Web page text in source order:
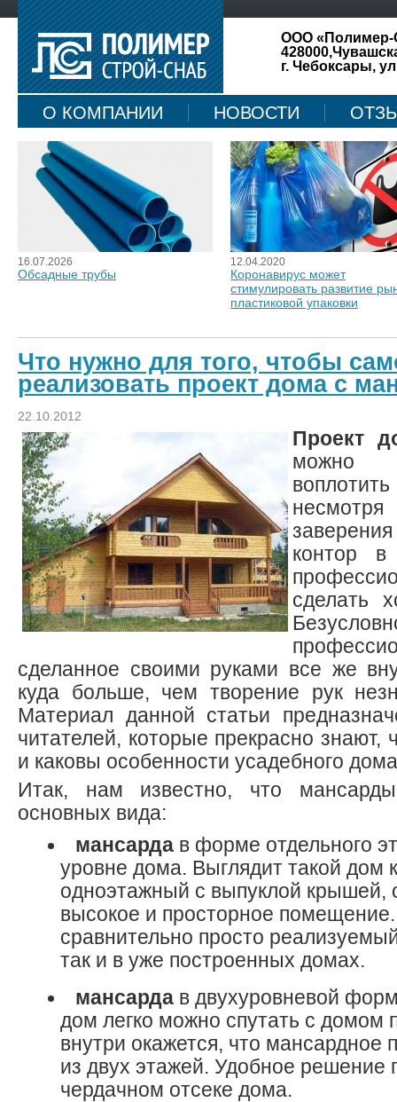
ООО «Полимер-
г. Чебоксары,
О КОМПАНИИ НОВОСТИ
КАРТА САЙТА
16.07.2026
Обсадные трубы
12.04.2020
Коронавирус может
стимулировать развитие
пластиковой упаковки
Что нужно для того, чтобы
реализовать проект дома с
22.10.2012
Проект
можно
контор
сделать
сделанное своими руками все же
куда больше, чем творение рук
Материал данной статьи
читателей, которые прекрасно знают,
и каковы особенности усадебного
Итак, нам известно, что
основных вида:
мансардав форме отдельного
уровне дома. Выглядит такой дом
одноэтажный с выпуклой крышей,
высокое и просторное
сравнительно просто
так и в уже построенных домах.
мансардав двухуровневой
дом легко можно спутать с домом
внутри окажется, что мансардное
из двух этажей. Удобное решение
чердачном отсеке дома.